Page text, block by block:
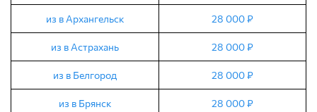
из в Архангельск 28 000 ₽
из в Астрахань 28 000 ₽
из в Белгород 28 000 ₽
из в Брянск 28 000 ₽